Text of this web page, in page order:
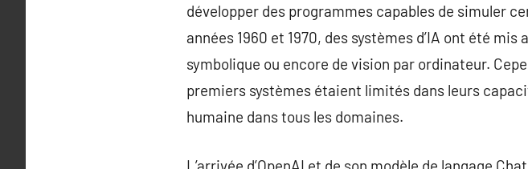
développer des programmes capables de simuler
années 1960 et 1970, des systèmes d’IA ont été
symbolique ou encore de vision par ordinateur.
premiers systèmes étaient limités dans leurs
humaine dans tous les domaines.